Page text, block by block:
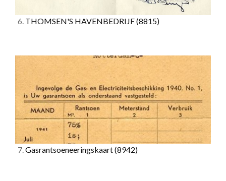
6. THOMSEN'S HAVENBEDRIJF(8815)
7.Gasrantsoeneeringskaart(8942)